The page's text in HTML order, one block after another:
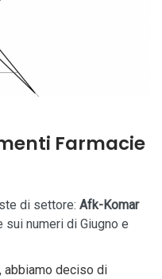
Farmacie
di settore: Afk-Komar
sui numeri di Giugno e
abbiamo deciso di